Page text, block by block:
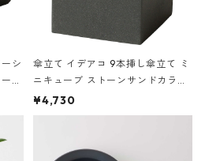
シ
ン
傘立て イデアコ 9本挿し傘立て ミ
ニキューブ ストーンサンドカラー
石調 ideaco Umbrella Stand CUB
E ストーンサンドブラック
¥4,730